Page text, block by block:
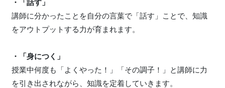
・「話す」
講師に分かったことを自分の言葉で「話す」ことで、知識
をアウトプットする力が育まれます。
・「身につく」
授業中何度も「よくやった！」「その調子！」と講師に力
を引き出されながら、知識を定着していきます。